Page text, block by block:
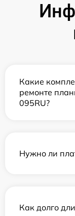
Какие
ремонте
095RU?
Нужно ли
Как долго